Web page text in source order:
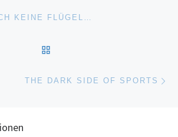
KEINE FLÜGEL…
THE DARK SIDE OF SPORTS